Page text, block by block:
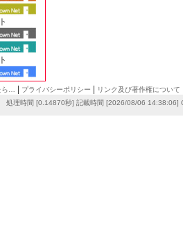
… | プライバシーポリシー | リンク及び著作権について
処理時間 [0.14870秒] 記載時間 [2026/08/06 14:38:06]